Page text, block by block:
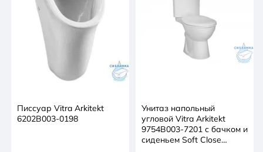
Писсуар Vitra Arkitekt
6202B003-0198
Унитаз напольный
угловой Vitra Arkitekt
9754B003-7201 с бачком и
сиденьем Soft Close